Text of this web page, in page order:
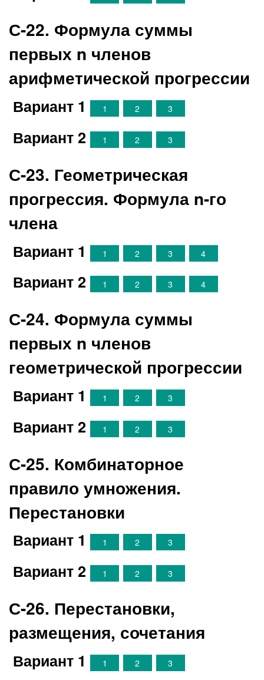
С-22. Формула суммы
первых n членов
арифметической прогрессии
Вариант 1 1 2 3
Вариант 2 1 2 3
С-23. Геометрическая
прогрессия. Формула n-го
члена
Вариант 1 1 2 3 4
Вариант 2 1 2 3 4
С-24. Формула суммы
первых n членов
геометрической прогрессии
Вариант 1 1 2 3
Вариант 2 1 2 3
С-25. Комбинаторное
правило умножения.
Перестановки
Вариант 1 1 2 3
Вариант 2 1 2 3
С-26. Перестановки,
размещения, сочетания
Вариант 1 1 2 3